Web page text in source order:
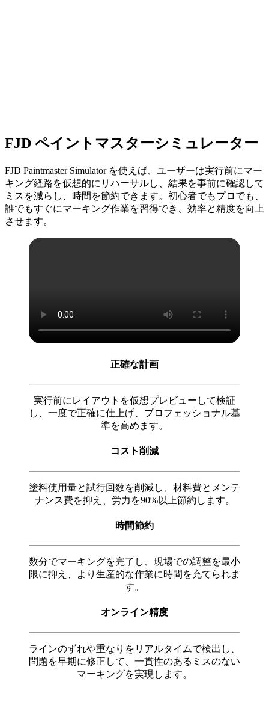
フリート管理
複数機械・複数ゾーンの連携管理。
FJD ペイントマスターシミュレーター
FJD Paintmaster Simulator を使えば、ユーザーは実行前にマー
キング経路を仮想的にリハーサルし、結果を事前に確認して
ミスを減らし、時間を節約できます。初心者でもプロでも、
誰でもすぐにマーキング作業を習得でき、効率と精度を向上
させます。
正確な計画
実行前にレイアウトを仮想プレビューして検証
し、一度で正確に仕上げ、プロフェッショナル基
準を高めます。
コスト削減
塗料使用量と試行回数を削減し、材料費とメンテ
ナンス費を抑え、労力を90%以上節約します。
時間節約
数分でマーキングを完了し、現場での調整を最小
限に抑え、より生産的な作業に時間を充てられま
す。
オンライン精度
ラインのずれや重なりをリアルタイムで検出し、
問題を早期に修正して、一貫性のあるミスのない
マーキングを実現します。